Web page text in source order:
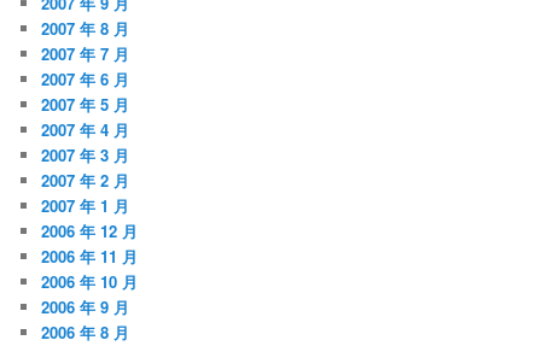
2007 年 8 月
2007 年 7 月
2007 年 6 月
2007 年 5 月
2007 年 4 月
2007 年 3 月
2007 年 2 月
2007 年 1 月
2006 年 12 月
2006 年 11 月
2006 年 10 月
2006 年 9 月
2006 年 8 月